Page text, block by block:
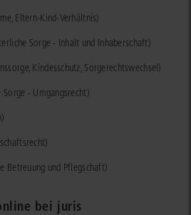
Eltern-Kind-Verhältnis)
Sorge - Inhalt und Inhaberschaft)
Kindesschutz, Sorgerechtswechsel)
- Umgangsrecht)
und Pflegschaft)
bei juris